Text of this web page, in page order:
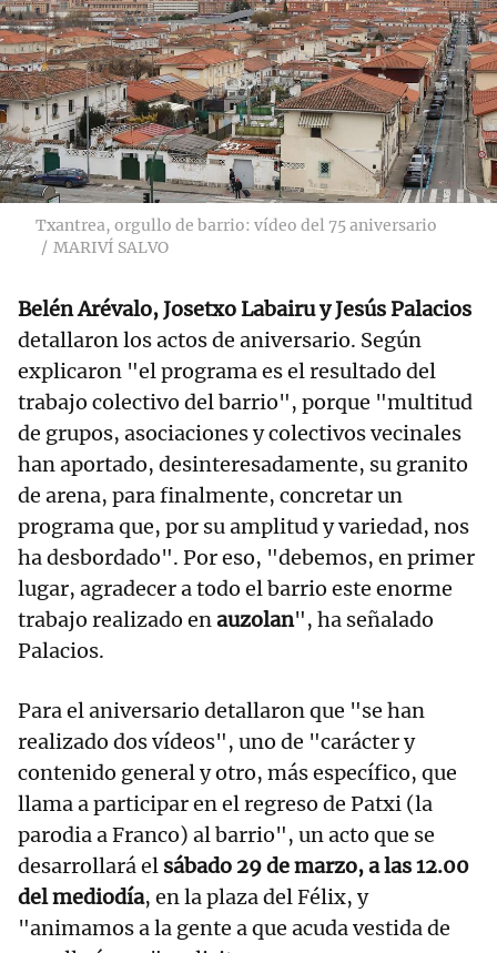
Txantrea, orgullo de barrio: vídeo del 75 aniversario
MARIVÍ SALVO
Belén Arévalo, Josetxo Labairu y Jesús Palacios
detallaron los actos de aniversario. Según
explicaron "el programa es el resultado del
trabajo colectivo del barrio", porque "multitud
de grupos, asociaciones y colectivos vecinales
han aportado, desinteresadamente, su granito
de arena, para finalmente, concretar un
programa que, por su amplitud y variedad, nos
ha desbordado". Por eso, "debemos, en primer
lugar, agradecer a todo el barrio este enorme
trabajo realizado enauzolan", ha señalado
Palacios.
Para el aniversario detallaron que "se han
realizado dos vídeos", uno de "carácter y
contenido general y otro, más específico, que
llama a participar en el regreso de Patxi (la
parodia a Franco) al barrio", un acto que se
desarrollará el sábado 29 de marzo, a las 12.00
del mediodía, en la plaza del Félix, y
"animamos a la gente a que acuda vestida de